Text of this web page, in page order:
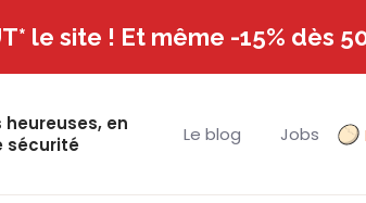
le site ! Et même -15% dès
heureuses, en
sécurité
Le blog Jobs